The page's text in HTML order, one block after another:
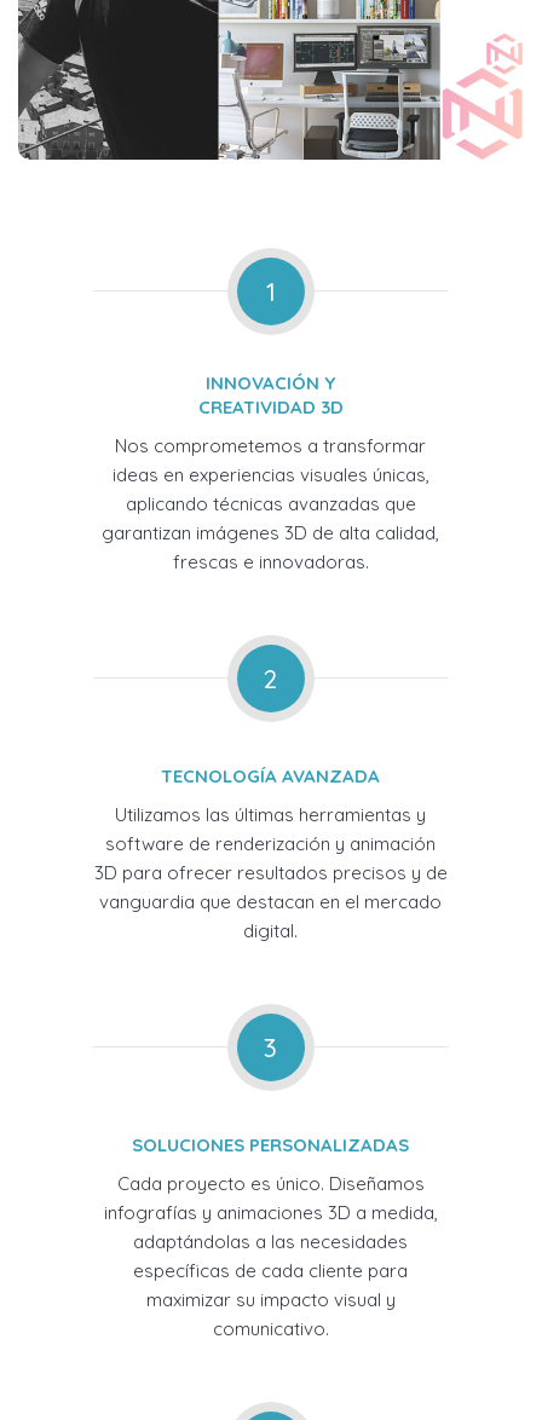
1
INNOVACIÓN Y
CREATIVIDAD 3D
Nos comprometemos a transformar
ideas en experiencias visuales únicas,
aplicando técnicas avanzadas que
garantizan imágenes 3D de alta calidad,
frescas e innovadoras.
2
TECNOLOGÍA AVANZADA
Utilizamos las últimas herramientas y
software de renderización y animación
3D para ofrecer resultados precisos y de
vanguardia que destacan en el mercado
digital.
3
SOLUCIONES PERSONALIZADAS
Cada proyecto es único. Diseñamos
infografías y animaciones 3D a medida,
adaptándolas a las necesidades
específicas de cada cliente para
maximizar su impacto visual y
comunicativo.